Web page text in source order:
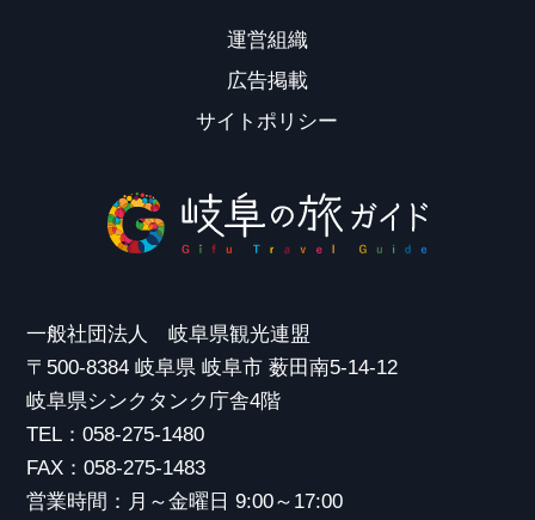
運営組織
広告掲載
サイトポリシー
一般社団法人 岐阜県観光連盟
〒500-8384 岐阜県 岐阜市 薮田南5-14-12
岐阜県シンクタンク庁舎4階
TEL：058-275-1480
FAX：058-275-1483
営業時間：月～金曜日 9:00～17:00